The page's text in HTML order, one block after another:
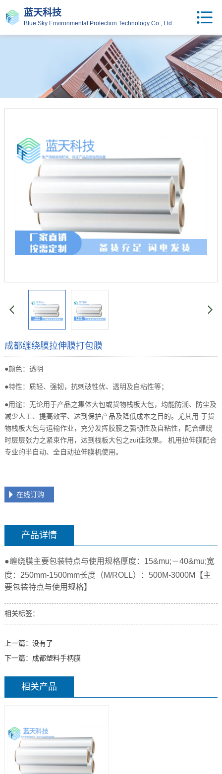
蓝天科技
Blue Sky Environmental Protection Technology Co., Ltd
成都缠绕膜拉伸膜打包膜
●颜色：透明
●特性：质轻、强韧，抗刺破性优、透明及自粘性等；
●用途：无论用于产品之集体大包或货物栈板大包，均能防潮、防尘及
减少人工、提高效率、达到保护产品及降低成本之目的。尤其用 于货
物栈板大包与运输作业，充分发挥胶膜之强韧性及自粘性，配合缠绕
时层层张力之紧束作用，达到栈板大包之zui佳效果。 机用拉伸膜配合
专业的半自动、全自动拉伸膜机使用。
在线订购
产品详情
●缠绕膜主要包装特点与使用规格厚度： 15&mu;－40&mu;宽
度：250mm-1500mm长度（M/ROLL）：500M-3000M
【主
要包装特点与使用规格】
相关标签：
上一篇：没有了
下一篇： 成都塑料手柄膜
相关产品